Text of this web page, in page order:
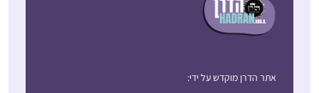
אתר הדרן מוקדש על ידי: